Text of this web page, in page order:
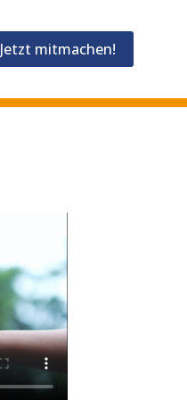
Jetzt mitmachen!